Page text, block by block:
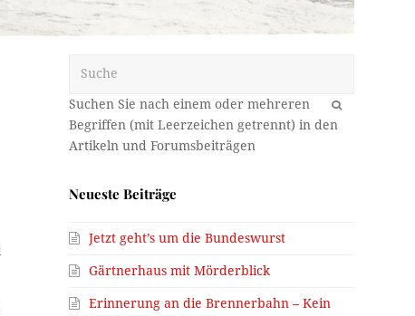
OK
Neueste Beiträge
Jetzt geht’s um die Bundeswurst
Gärtnerhaus mit Mörderblick
Erinnerung an die Brennerbahn – Kein